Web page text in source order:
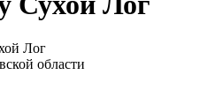
Лог
области